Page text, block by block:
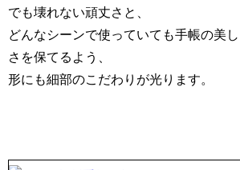
でも壊れない頑丈さと、
どんなシーンで使っていても手帳の美し
さを保てるよう、
形にも細部のこだわりが光ります。